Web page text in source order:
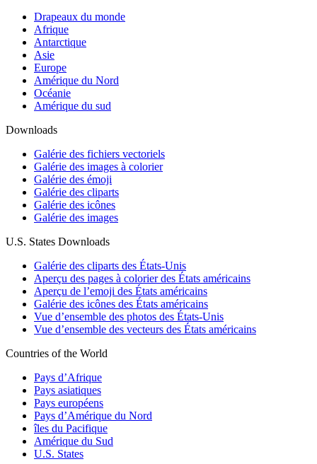
Drapeaux du monde
Afrique
Antarctique
Asie
Europe
Amérique du Nord
Océanie
Amérique du sud
Downloads
Galérie des fichiers vectoriels
Galérie des images à colorier
Galérie des émoji
Galérie des cliparts
Galérie des icônes
Galérie des images
U.S. States Downloads
Galérie des cliparts des États-Unis
Aperçu des pages à colorier des États américains
Aperçu de l’emoji des États américains
Galérie des icônes des États américains
Vue d’ensemble des photos des États-Unis
Vue d’ensemble des vecteurs des États américains
Countries of the World
Pays d’Afrique
Pays asiatiques
Pays européens
Pays d’Amérique du Nord
îles du Pacifique
Amérique du Sud
U.S. States